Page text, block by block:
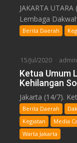
JAKARTA
Lembaga
Berita Daerah
15/Jul/2020
Ketua Umum
Kehilangan
Jakarta (14/7).
Berita Daerah
Kegiatan
Media
Warta Jakarta